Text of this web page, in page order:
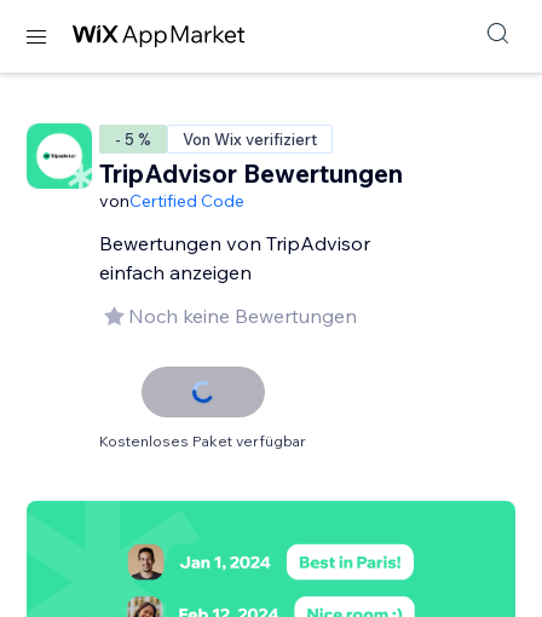
- 5 % Von Wix verifiziert
TripAdvisor Bewertungen
vonCertified Code
Bewertungen von TripAdvisor
einfach anzeigen
Noch keine Bewertungen
Kostenloses Paket verfügbar